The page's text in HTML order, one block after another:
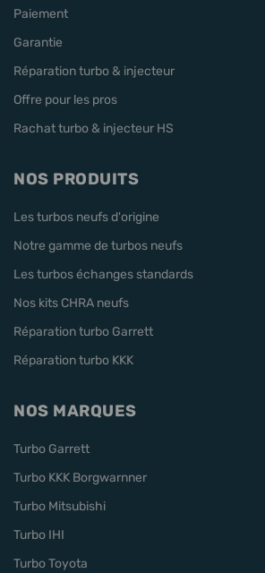
Paiement
Garantie
Réparation turbo & injecteur
Offre pour les pros
Rachat turbo & injecteur HS
NOS PRODUITS
Les turbos neufs d'origine
Notre gamme de turbos neufs
Les turbos échanges standards
Nos kits CHRA neufs
Réparation turbo Garrett
Réparation turbo KKK
NOS MARQUES
Turbo Garrett
Turbo KKK Borgwarnner
Turbo Mitsubishi
Turbo IHI
Turbo Toyota